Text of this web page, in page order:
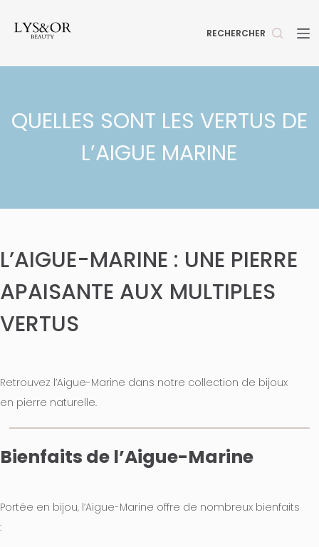
RECHERCHER
QUELLES SONT LES VERTUS DE
L’AIGUE MARINE
L’AIGUE-MARINE : UNE PIERRE
APAISANTE AUX MULTIPLES
VERTUS
Retrouvez l’Aigue-Marine dans notre collection de bijoux
en pierre naturelle.
Bienfaits de l’Aigue-Marine
Portée en bijou, l’Aigue-Marine offre de nombreux bienfaits
: